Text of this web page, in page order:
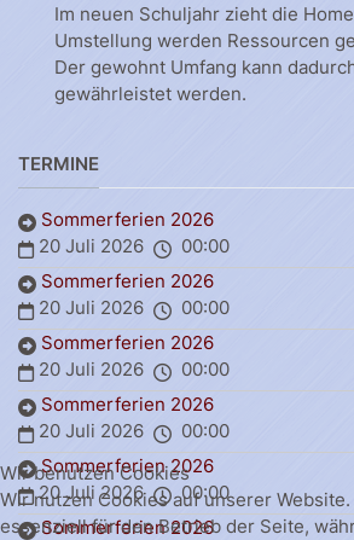
Im neuen Schuljahr zieht die
Umstellung werden Ressourcen
Der gewohnt Umfang kann
gewährleistet werden.
TERMINE
Sommerferien 2026
20 Juli 2026
00:00
Sommerferien 2026
20 Juli 2026
00:00
Sommerferien 2026
20 Juli 2026
00:00
Sommerferien 2026
20 Juli 2026
00:00
Sommerferien 2026
20 Juli 2026
00:00
Sommerferien 2026
Wir benutzen Cookies
Wir nutzen Cookies auf unserer
essenziell für den Betrieb der Seite,